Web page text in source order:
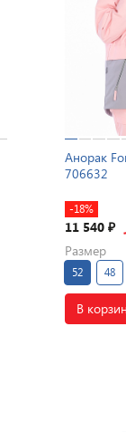
Анорак
706632
-18%
11 540 ₽
Размер
52 48
В